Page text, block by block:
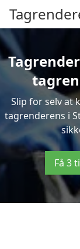
Slip for selv at
tagrenderens i
Få 3